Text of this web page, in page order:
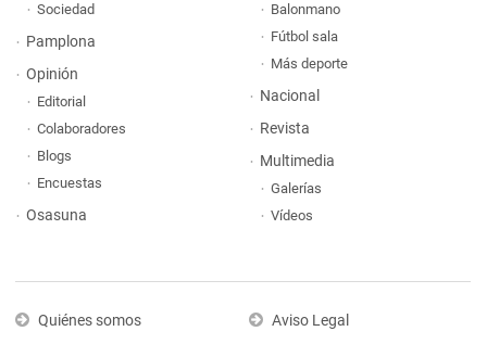
Sociedad
Pamplona
Opinión
Editorial
Colaboradores
Blogs
Encuestas
Osasuna
Balonmano
Fútbol sala
Más deporte
Nacional
Revista
Multimedia
Galerías
Vídeos
Quiénes somos
Aviso Legal